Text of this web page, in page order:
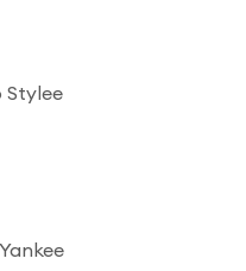
Stylee